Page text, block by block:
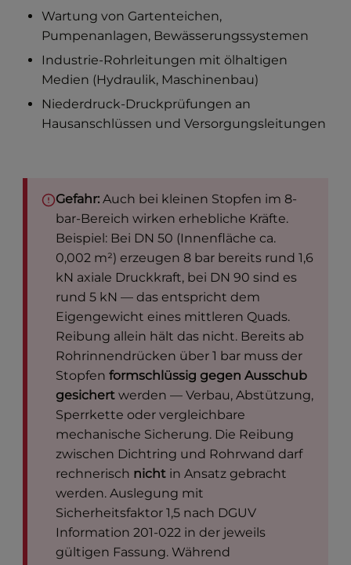
Wartung von Gartenteichen,
Pumpenanlagen, Bewässerungssystemen
Industrie-Rohrleitungen mit ölhaltigen
Medien (Hydraulik, Maschinenbau)
Niederdruck-Druckprüfungen an
Hausanschlüssen und Versorgungsleitungen
Gefahr: Auch bei kleinen Stopfen im 8-
bar-Bereich wirken erhebliche Kräfte.
Beispiel: Bei DN 50 (Innenfläche ca.
0,002 m²) erzeugen 8 bar bereits rund 1,6
kN axiale Druckkraft, bei DN 90 sind es
rund 5 kN — das entspricht dem
Eigengewicht eines mittleren Quads.
Reibung allein hält das nicht. Bereits ab
Rohrinnendrücken über 1 bar muss der
Stopfenformschlüssig gegen Ausschub
gesichert werden — Verbau, Abstützung,
Sperrkette oder vergleichbare
mechanische Sicherung. Die Reibung
zwischen Dichtring und Rohrwand darf
rechnerisch nicht in Ansatz gebracht
werden. Auslegung mit
Sicherheitsfaktor 1,5 nach DGUV
Information 201-022 in der jeweils
gültigen Fassung. Während